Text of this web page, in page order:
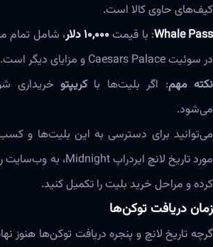
کیف‌های حاوی کالا است.
Whale Pass: با قیمت۱۰,۰۰۰ دلار
در سوئیت Caesars Palace و مزایای دیگر است.
نکته مهم: اگر بلیت‌ها باکریپتوخریداری
می‌شود.
می‌توانید برای دسترسی به این بلیت‌ها و
کرده و مراحل خرید بلیت را تکمیل کنید.
زمان دریافت توکن‌ها
گرچه تاریخ لانچ و پنجره دریافت توکن‌ها